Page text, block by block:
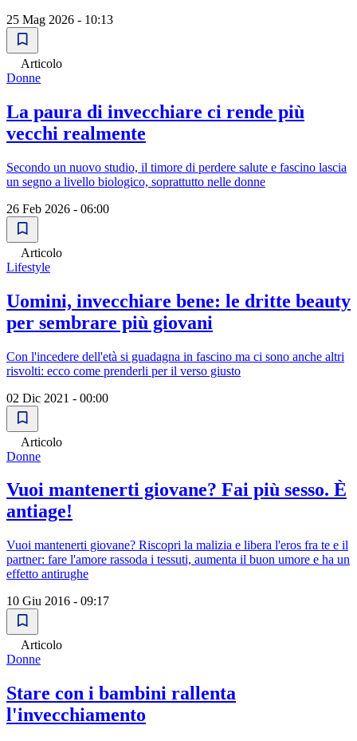
25 Mag 2026 - 10:13
Articolo
Donne
La paura di invecchiare ci rende più
vecchi realmente
Secondo un nuovo studio, il timore di perdere salute e fascino lascia
un segno a livello biologico, soprattutto nelle donne
26 Feb 2026 - 06:00
Articolo
Lifestyle
Uomini, invecchiare bene: le dritte beauty
per sembrare più giovani
Con l'incedere dell'età si guadagna in fascino ma ci sono anche altri
risvolti: ecco come prenderli per il verso giusto
02 Dic 2021 - 00:00
Articolo
Donne
Vuoi mantenerti giovane? Fai più sesso. È
antiage!
Vuoi mantenerti giovane? Riscopri la malizia e libera l'eros fra te e il
partner: fare l'amore rassoda i tessuti, aumenta il buon umore e ha un
effetto antirughe
10 Giu 2016 - 09:17
Articolo
Donne
Stare con i bambini rallenta
l'invecchiamento